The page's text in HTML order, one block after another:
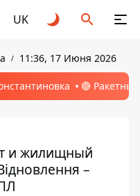
UK
11:36, 17 Июня 2026
🔴
и жилищный
–